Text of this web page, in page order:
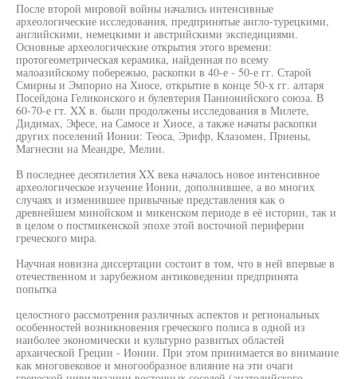
После второй мировой войны начались интенсивные
археологические исследования, предпринятые англо-турецкими,
английскими, немецкими и австрийскими экспедициями.
Основные археологические открытия этого времени:
протогеометрическая керамика, найденная по всему
малоазийскому побережью, раскопки в 40-е - 50-е гг. Старой
Смирны и Эмпорио на Хиосе, открытие в конце 50-х гг. алтаря
Посейдона Геликонского и булевтерия Панионийского союза. В
60-70-е гт. XX в. были продолжены исследования в Милете,
Дидимах, Эфесе, на Самосе и Хиосе, а также начаты раскопки
других поселений Ионии: Теоса, Эрифр, Клазомен, Приены,
Магнесии на Меандре, Мелии.
В последнее десятилетия XX века началось новое интенсивное
археологическое изучение Ионии, дополнившее, а во многих
случаях и изменившее привычные представления как о
древнейшем минойском и микенском периоде в её истории, так и
в целом о постмикенской эпохе этой восточной периферии
греческого мира.
Научная новизна диссертации состоит в том, что в ней впервые в
отечественном и зарубежном антиковедении предпринята
попытка
целостного рассмотрения различных аспектов и региональных
особенностей возникновения греческого полиса в одной из
наиболее экономически и культурно развитых областей
архаической Греции - Ионии. При этом принимается во внимание
как многовековое и многообразное влияние на эти очаги